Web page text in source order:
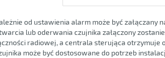
od ustawienia alarm może być załączany
lub oderwania czujnika załączony
radiowej, a centrala sterująca otrzymuje
może być dostosowane do potrzeb